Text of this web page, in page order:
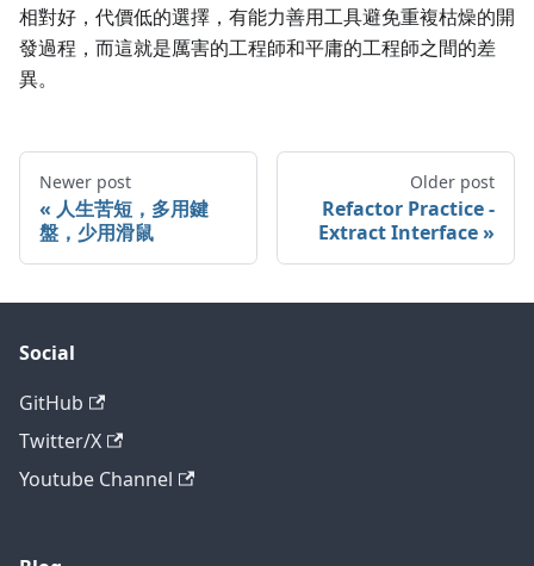
相對好，代價低的選擇，有能力善用工具避免重複枯燥的開
發過程，而這就是厲害的工程師和平庸的工程師之間的差
異。
Newer post
人生苦短，多用鍵
盤，少用滑鼠
Older post
Refactor Practice -
Extract Interface
Social
GitHub
Twitter/X
Youtube Channel